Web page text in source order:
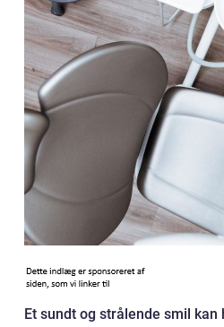
Et sundt og strålende smil kan